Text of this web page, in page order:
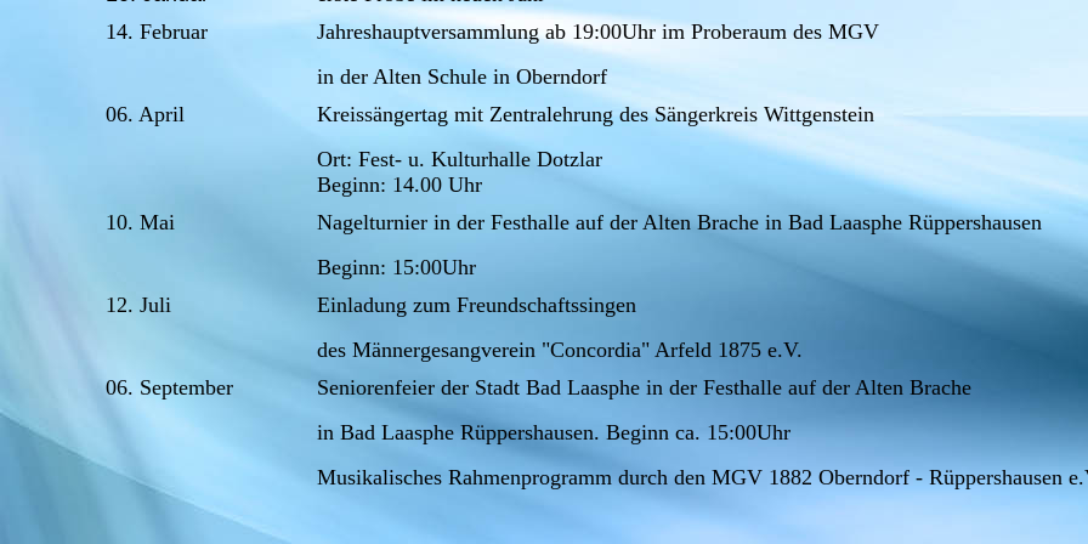
14. Februar
Jahreshauptversammlung ab 19:00Uhr im Proberaum des MGV
in der Alten Schule in Oberndorf
06. April
Kreissängertag mit Zentralehrung des Sängerkreis Wittgenstein
Ort: Fest- u. Kulturhalle Dotzlar
Beginn: 14.00 Uhr
10. Mai
Nagelturnier in der Festhalle auf der Alten Brache in Bad Laasphe Rüppershausen
Beginn: 15:00Uhr
12. Juli
Einladung zum Freundschaftssingen
des Männergesangverein "Concordia" Arfeld 1875 e.V.
06. September
Seniorenfeier der Stadt Bad Laasphe in der Festhalle auf der Alten Brache
in Bad Laasphe Rüppershausen. Beginn ca. 15:00Uhr
Musikalisches Rahmenprogramm durch den MGV 1882 Oberndorf - Rüppershausen